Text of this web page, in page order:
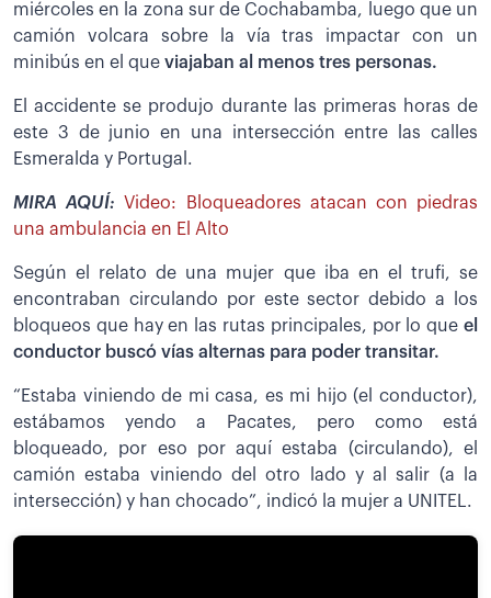
miércoles en la zona sur de Cochabamba, luego que un
camión volcara sobre la vía tras impactar con un
minibús en el que viajaban al menos tres personas.
El accidente se produjo durante las primeras horas de
este 3 de junio en una intersección entre las calles
Esmeralda y Portugal.
MIRA AQUÍ:Video: Bloqueadores atacan con piedras
una ambulancia en El Alto
Según el relato de una mujer que iba en el trufi, se
encontraban circulando por este sector debido a los
bloqueos que hay en las rutas principales, por lo que el
conductor buscó vías alternas para poder transitar.
“Estaba viniendo de mi casa, es mi hijo (el conductor),
estábamos yendo a Pacates, pero como está
bloqueado, por eso por aquí estaba (circulando), el
camión estaba viniendo del otro lado y al salir (a la
intersección) y han chocado”, indicó la mujer a UNITEL.